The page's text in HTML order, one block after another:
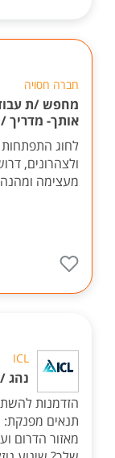
חברה חסויה
מחפש /ת
אותך-
לחוג
ולצהרונים,
מעצימה
ICL
נהג
הזדמנות
תנאים מפנקת:
מאזור הדרום